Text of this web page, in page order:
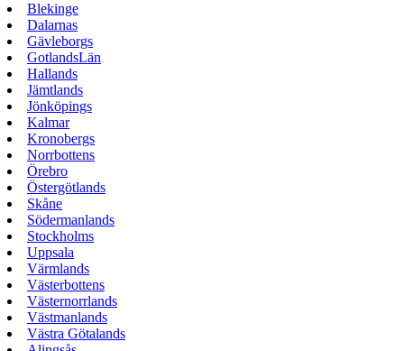
Blekinge
Dalarnas
Gävleborgs
GotlandsLän
Hallands
Jämtlands
Jönköpings
Kalmar
Kronobergs
Norrbottens
Örebro
Östergötlands
Skåne
Södermanlands
Stockholms
Uppsala
Värmlands
Västerbottens
Västernorrlands
Västmanlands
Västra Götalands